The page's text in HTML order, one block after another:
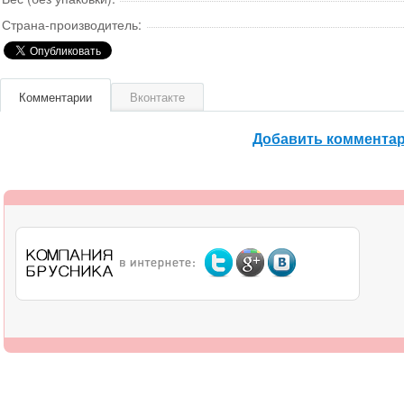
Страна-производитель:
Комментарии Вконтакте
Добавить